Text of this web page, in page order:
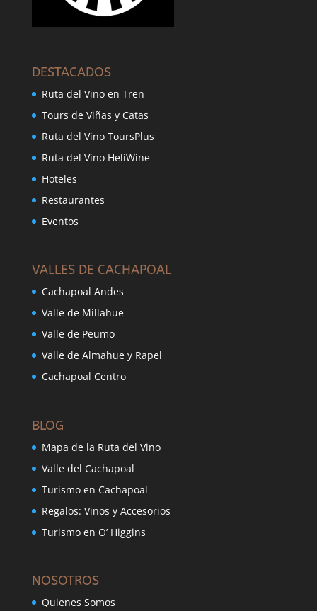
DESTACADOS
Ruta del Vino en Tren
Tours de Viñas y Catas
Ruta del Vino ToursPlus
Ruta del Vino HeliWine
Hoteles
Restaurantes
Eventos
VALLES DE CACHAPOAL
Cachapoal Andes
Valle de Millahue
Valle de Peumo
Valle de Almahue y Rapel
Cachapoal Centro
BLOG
Mapa de la Ruta del Vino
Valle del Cachapoal
Turismo en Cachapoal
Regalos: Vinos y Accesorios
Turismo en O’ Higgins
NOSOTROS
Quienes Somos